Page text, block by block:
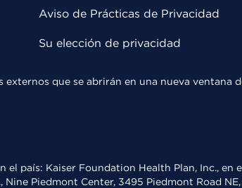
Aviso de Prácticas de Privacidad
Su elección de privacidad
externos que se abrirán en una nueva ventana
el país: Kaiser Foundation Health Plan, Inc.,
Nine Piedmont Center, 3495 Piedmont Road